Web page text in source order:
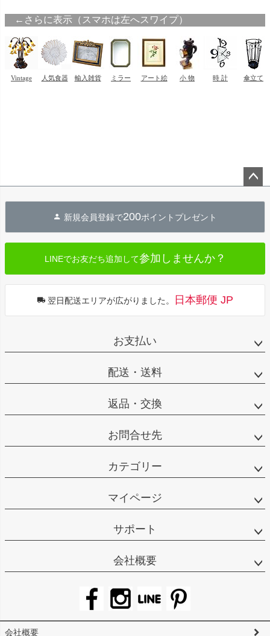
へ
新規会員登録で200ポイントプレゼント
LINEでお友だち追加して参加しませんか？
翌日配送エリアが広がりました。 日本郵便 JP
お支払い
配送・送料
返品・交換
お問合せ先
カテゴリー
マイページ
サポート
会社概要
会社概要